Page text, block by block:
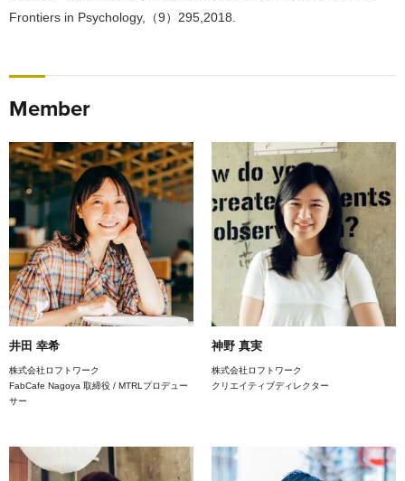
Frontiers in Psychology,（9）295,2018.
Member
井田 幸希
株式会社ロフトワーク
FabCafe Nagoya 取締役 / MTRLプロデュー
サー
神野 真実
株式会社ロフトワーク
クリエイティブディレクター